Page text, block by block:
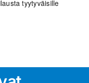
tyytyväisille